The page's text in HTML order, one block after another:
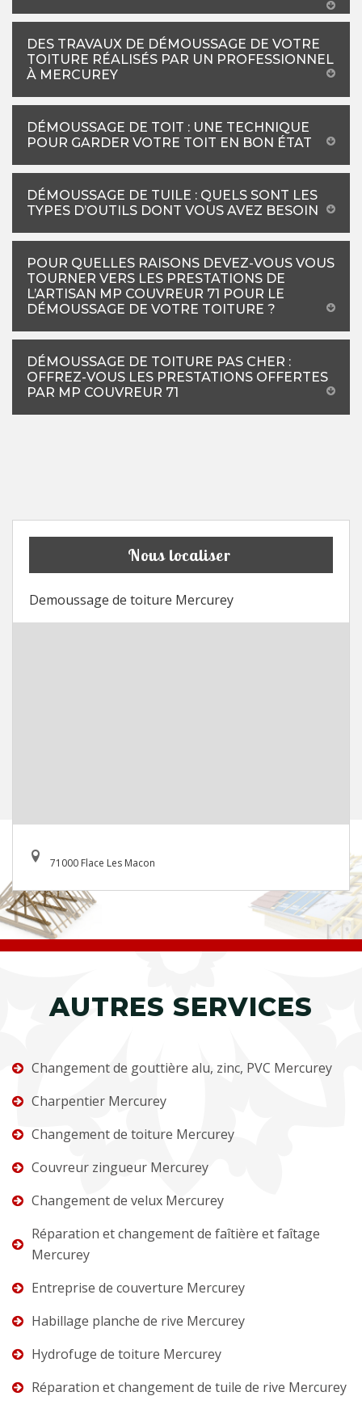
DES TRAVAUX DE DÉMOUSSAGE DE VOTRE
TOITURE RÉALISÉS PAR UN PROFESSIONNEL
À MERCUREY
DÉMOUSSAGE DE TOIT : UNE TECHNIQUE
POUR GARDER VOTRE TOIT EN BON ÉTAT
DÉMOUSSAGE DE TUILE : QUELS SONT LES
TYPES D’OUTILS DONT VOUS AVEZ BESOIN
POUR QUELLES RAISONS DEVEZ-VOUS VOUS
TOURNER VERS LES PRESTATIONS DE
L’ARTISAN MP COUVREUR 71 POUR LE
DÉMOUSSAGE DE VOTRE TOITURE ?
DÉMOUSSAGE DE TOITURE PAS CHER :
OFFREZ-VOUS LES PRESTATIONS OFFERTES
PAR MP COUVREUR 71
Nous localiser
Demoussage de toiture Mercurey
71000 Flace Les Macon
AUTRES SERVICES
Changement de gouttière alu, zinc, PVC Mercurey
Charpentier Mercurey
Changement de toiture Mercurey
Couvreur zingueur Mercurey
Changement de velux Mercurey
Réparation et changement de faîtière et faîtage
Mercurey
Entreprise de couverture Mercurey
Habillage planche de rive Mercurey
Hydrofuge de toiture Mercurey
Réparation et changement de tuile de rive Mercurey